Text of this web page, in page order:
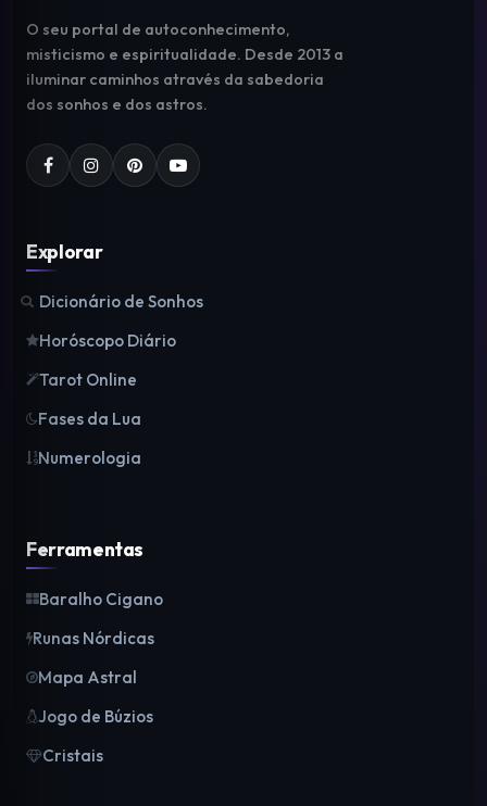
O seu portal de autoconhecimento,
misticismo e espiritualidade. Desde 2013 a
iluminar caminhos através da sabedoria
dos sonhos e dos astros.
Explorar
Dicionário de Sonhos
Horóscopo Diário
Tarot Online
Fases da Lua
Numerologia
Ferramentas
Baralho Cigano
Runas Nórdicas
Mapa Astral
Jogo de Búzios
Cristais